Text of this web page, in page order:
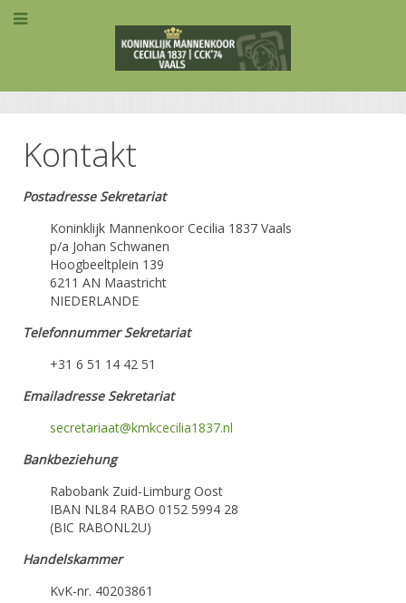
Kontakt
Postadresse Sekretariat
Koninklijk Mannenkoor Cecilia 1837 Vaals
p/a Johan Schwanen
Hoogbeeltplein 139
6211 AN Maastricht
NIEDERLANDE
Telefonnummer Sekretariat
‭+31 6 51 14 42 51
Emailadresse Sekretariat
secretariaat@kmkcecilia1837.nl
Bankbeziehung
Rabobank Zuid-Limburg Oost
IBAN NL84 RABO 0152 5994 28
(BIC RABONL2U)
Handelskammer
KvK-nr. 40203861